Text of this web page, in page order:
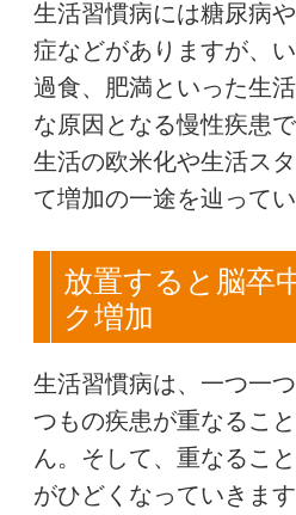
生活習慣病には糖尿病
症などがありますが、
過食、肥満といった生
な原因となる慢性疾患
生活の欧米化や生活ス
て増加の一途を辿ってい
放置すると脳卒
ク増加
生活習慣病は、一つ一
つもの疾患が重なるこ
ん。そして、重なるこ
がひどくなっていきま